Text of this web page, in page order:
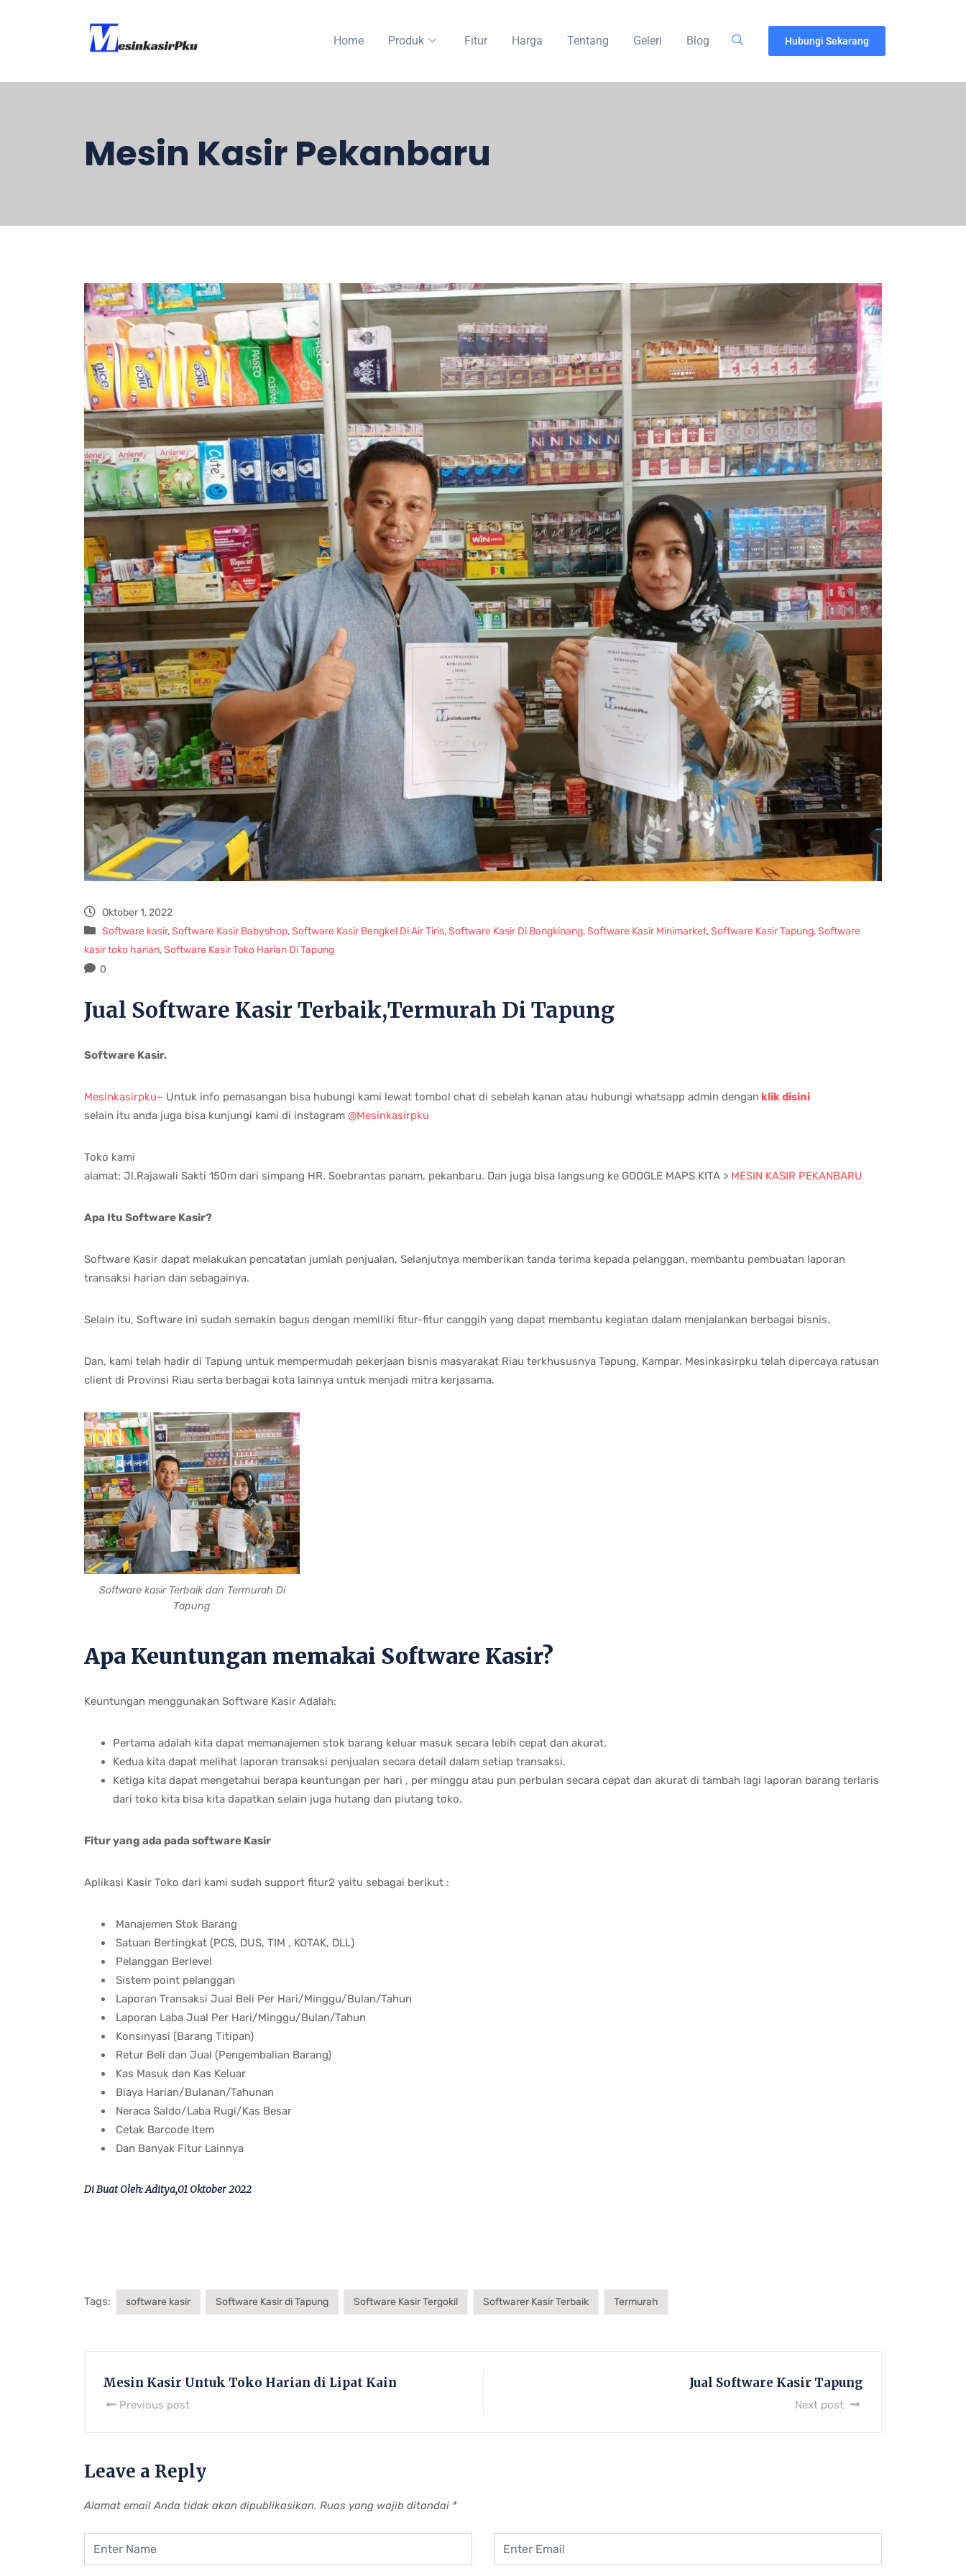
Home Produk Fitur Harga Tentang Geleri Blog Hubungi Sekarang
Mesin Kasir Pekanbaru
Oktober 1, 2022
Software kasir,Software Kasir Babyshop,Software Kasir Bengkel Di Air Tiris,Software Kasir Di Bangkinang,Software Kasir Minimarket,Software Kasir Tapung,Software
kasir toko harian,Software Kasir Toko Harian Di Tapung
0
Jual Software Kasir Terbaik,Termurah Di Tapung
Software Kasir.
Mesinkasirpku– Untuk info pemasangan bisa hubungi kami lewat tombol chat di sebelah kanan atau hubungi whatsapp admin dengan klik disini
selain itu anda juga bisa kunjungi kami di instagram @Mesinkasirpku
Toko kami
alamat: Jl.Rajawali Sakti 150m dari simpang HR. Soebrantas panam, pekanbaru. Dan juga bisa langsung ke GOOGLE MAPS KITA > MESIN KASIR PEKANBARU
Apa Itu Software Kasir?
Software Kasir dapat melakukan pencatatan jumlah penjualan, Selanjutnya memberikan tanda terima kepada pelanggan, membantu pembuatan laporan
transaksi harian dan sebagainya.
Selain itu, Software ini sudah semakin bagus dengan memiliki fitur-fitur canggih yang dapat membantu kegiatan dalam menjalankan berbagai bisnis.
Dan, kami telah hadir di Tapung untuk mempermudah pekerjaan bisnis masyarakat Riau terkhususnya Tapung, Kampar. Mesinkasirpku telah dipercaya ratusan
client di Provinsi Riau serta berbagai kota lainnya untuk menjadi mitra kerjasama.
Software kasir Terbaik dan Termurah Di
Tapung
Apa Keuntungan memakai Software Kasir?
Keuntungan menggunakan Software Kasir Adalah:
Pertama adalah kita dapat memanajemen stok barang keluar masuk secara lebih cepat dan akurat.
Kedua kita dapat melihat laporan transaksi penjualan secara detail dalam setiap transaksi.
Ketiga kita dapat mengetahui berapa keuntungan per hari , per minggu atau pun perbulan secara cepat dan akurat di tambah lagi laporan barang terlaris
dari toko kita bisa kita dapatkan selain juga hutang dan piutang toko.
Fitur yang ada pada software Kasir
Aplikasi Kasir Toko dari kami sudah support fitur2 yaitu sebagai berikut :
Manajemen Stok Barang
Satuan Bertingkat (PCS, DUS, TIM , KOTAK, DLL)
Pelanggan Berlevel
Sistem point pelanggan
Laporan Transaksi Jual Beli Per Hari/Minggu/Bulan/Tahun
Laporan Laba Jual Per Hari/Minggu/Bulan/Tahun
Konsinyasi (Barang Titipan)
Retur Beli dan Jual (Pengembalian Barang)
Kas Masuk dan Kas Keluar
Biaya Harian/Bulanan/Tahunan
Neraca Saldo/Laba Rugi/Kas Besar
Cetak Barcode Item
Dan Banyak Fitur Lainnya
Di Buat Oleh: Aditya,01 Oktober 2022
Tags: software kasir Software Kasir di Tapung Software Kasir Tergokil Softwarer Kasir Terbaik Termurah
Mesin Kasir Untuk Toko Harian di Lipat Kain
Previous post
Jual Software Kasir Tapung
Next post
Leave a Reply
Alamat email Anda tidak akan dipublikasikan. Ruas yang wajib ditandai *